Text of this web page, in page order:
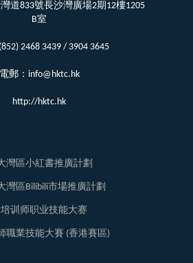
道833號長沙灣廣場2期12樓1205
B室
2468 3439 / 3904 3645
電郵：info@hktc.hk
http://hktc.hk
灣區小紅書推廣計劃
灣區Bilibili市場推廣計劃
训师职业技能大赛
職業技能大賽 (香港賽區)